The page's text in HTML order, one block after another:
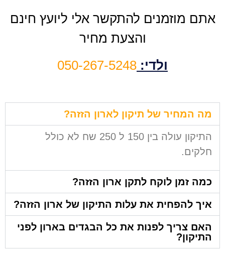
אתם מוזמנים להתקשר אלי ליועץ חינם
והצעת מחיר
ולדי: 050-267-5248
מה המחיר של תיקון לארון הזזה?
התיקון עולה בין 150 ל 250 שח לא כולל
חלקים.
כמה זמן לוקח לתקן ארון הזזה?
איך להפחית את עלות התיקון של ארון הזזה?
האם צריך לפנות את כל הבגדים בארון לפני
התיקון?